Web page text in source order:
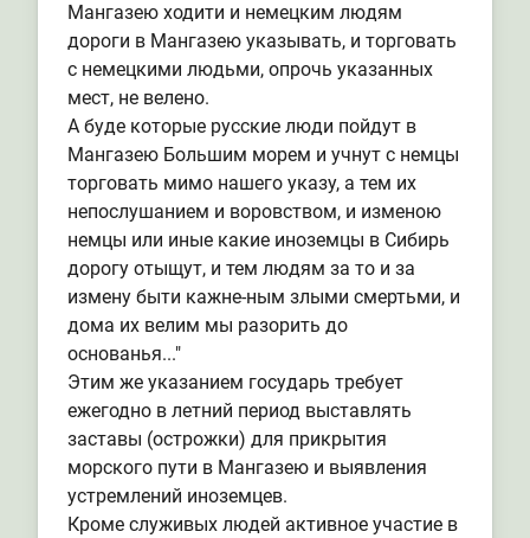
Мангазею ходити и немецким людям
дороги в Мангазею указывать, и торговать
с немецкими людьми, опрочь указанных
мест, не велено.
А буде которые русские люди пойдут в
Мангазею Большим морем и учнут с немцы
торговать мимо нашего указу, а тем их
непослушанием и воровством, и изменою
немцы или иные какие иноземцы в Сибирь
дорогу отыщут, и тем людям за то и за
измену быти кажне-ным злыми смертьми, и
дома их велим мы разорить до
основанья..."
Этим же указанием государь требует
ежегодно в летний период выставлять
заставы (острожки) для прикрытия
морского пути в Мангазею и выявления
устремлений иноземцев.
Кроме служивых людей активное участие в